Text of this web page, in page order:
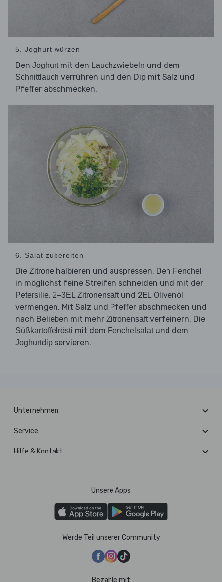
5. Joghurt würzen
Den Joghurtmit den Lauchzwiebeln und dem
Schnittlauch verrühren und den Dip mit Salz und
Pfeffer abschmecken.
6. Salat zubereiten
Die Zitrone halbieren und auspressen. Den Fenchel
in möglichst feine Streifen schneiden und mit der
Petersilie, 2–3EL Zitronensaftund 2EL Olivenöl
vermengen. Mit Salz und Pfeffer abschmecken und
nach Belieben mit mehr Zitronensaftverfeinern. Die
Süßkartoffelrösti mit dem Fenchelsalatund dem
Joghurtdip servieren.
Unternehmen
Service
Hilfe & Kontakt
Unsere Apps
Werde Teil unserer Community
Bezahle mit